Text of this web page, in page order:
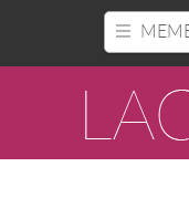
Panneau de gestion des